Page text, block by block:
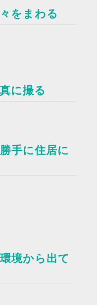
をまわる
に撮る
手に住居に
境から出て